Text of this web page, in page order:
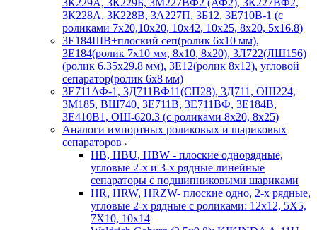
3К229А, 3К229Б, 3М227ВФ2 (АФ2), 3К227ВФ2,
3К228А, 3К228В, 3А227П, 3Б12, 3Е710В-1 (с
роликами 7х20,10х20, 10х42, 10х25, 8х20, 5х16.8)
3Е184ШВ+плоский сеп(ролик 6х10 мм),
3Е184(ролик 7х10 мм, 8х10, 8х20), 3Л722(ЛШ156)
(ролик 6.35х29.8 мм), 3Е12(ролик 8х12), угловой
сепаратор(ролик 6х8 мм)
3Е711АФ-1, 3Д711ВФ11(СП28), 3Д711, ОШ224,
3М185, ВШ740, 3Е711В, 3Е711ВФ, 3Е184В,
3Е410В1, ОШ-620.3 (с роликами 8х20, 8х25)
Аналоги импортных роликовых и шариковых
сепараторов
HB, HBU, HBW - плоские однорядные,
угловые 2-х и 3-х рядные линейные
сепараторы с подшипниковыми шариками
HR, HRW, HRZW- плоские одно, 2-х рядные,
угловые 2-х рядные с роликами: 12х12, 5X5,
7X10, 10х14